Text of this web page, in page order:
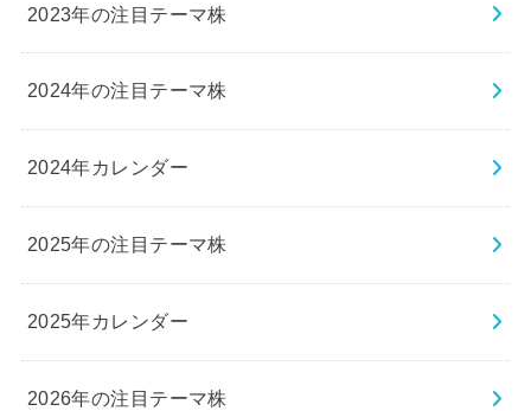
2023年の注目テーマ株
2024年の注目テーマ株
2024年カレンダー
2025年の注目テーマ株
2025年カレンダー
2026年の注目テーマ株